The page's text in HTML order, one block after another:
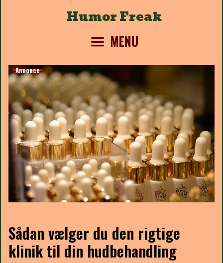
Humor Freak
MENU
Annonce
Sådan vælger du den rigtige
klinik til din hudbehandling